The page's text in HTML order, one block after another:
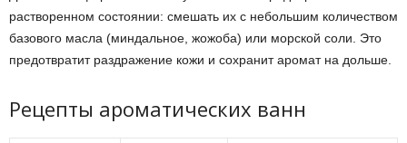
растворенном состоянии: смешать их с небольшим количеством
базового масла (миндальное, жожоба) или морской соли. Это
предотвратит раздражение кожи и сохранит аромат на дольше.
Рецепты ароматических ванн